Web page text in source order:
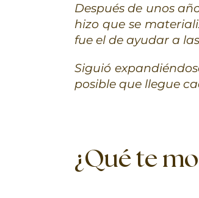
Después de unos
hizo que se
fue el de ayudar a
Siguió
posible que llegue
¿Qué te